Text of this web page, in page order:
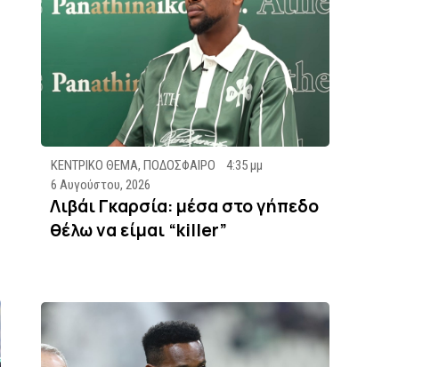
ΚΕΝΤΡΙΚΟ ΘΕΜΑ, ΠΟΔΟΣΦΑΙΡΟ
4:35 μμ
6 Αυγούστου, 2026
Λιβάι Γκαρσία: μέσα στο γήπεδο
θέλω να είμαι “killer”